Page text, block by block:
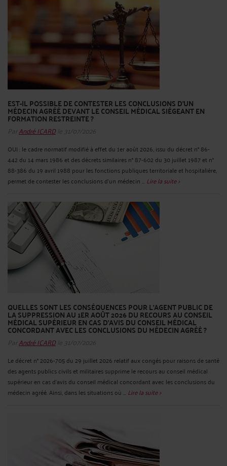
EST-IL POSSIBLE DE CONTESTER LES CONCLUSIONS D’UN
MÉDECIN AGRÉÉ DEVANT LE CONSEIL MÉDICAL SIÉGEANT EN
FORMATION RESTREINTE ?
ParAndré ICARDle 31/07/2026
OUI : le cadre normatif modifié à effet du 1er août 2026, issu du décret n° 86-
442 du 14 mars 1986 et des décrets similaires n° 87-602 du 30 juillet 1987 et n°
88-386 du 19 avril 1988 pour les fonctions publiques territoriale et hospitalière,
permet de contester les conclusions d’un médecin ... Lire la suite >
QUELLES SONT LES CONSÉQUENCES POUR L’AGENT PUBLIC DE
LA SUPPRESSION AU 1ER AOÛT 2026 DU RECOURS AU CONSEIL
MÉDICAL SUPÉRIEUR EN CAS D'AVIS DU CONSEIL MÉDICAL
CONCORDANT AVEC LES CONCLUSIONS DU MÉDECIN AGRÉÉ ?
ParAndré ICARDle 31/07/2026
Le décret n° 2026-705 du 29 juillet 2026 relatif aux congés pour raisons de santé
des agents publics civils et militaires supprime le recours au conseil médical
supérieur en cas d'avis du conseil médical concordant avec les conclusions du
médecin agréé. Ainsi, dans les situations où ... Lire la suite >